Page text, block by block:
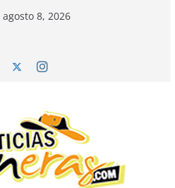
8, 2026